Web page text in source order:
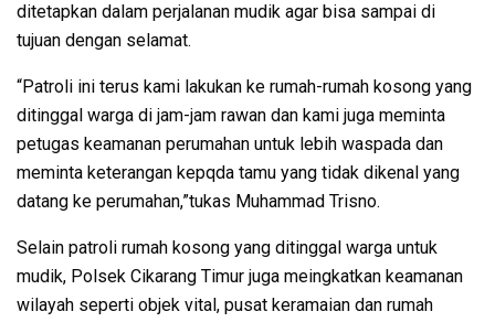
ditetapkan dalam perjalanan mudik agar bisa sampai di
tujuan dengan selamat.
“Patroli ini terus kami lakukan ke rumah-rumah kosong yang
ditinggal warga di jam-jam rawan dan kami juga meminta
petugas keamanan perumahan untuk lebih waspada dan
meminta keterangan kepqda tamu yang tidak dikenal yang
datang ke perumahan,”tukas Muhammad Trisno.
Selain patroli rumah kosong yang ditinggal warga untuk
mudik, Polsek Cikarang Timur juga meingkatkan keamanan
wilayah seperti objek vital, pusat keramaian dan rumah